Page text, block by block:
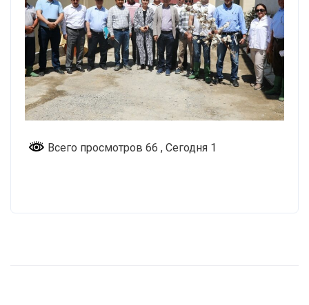
Всего просмотров 66 , Сегодня 1